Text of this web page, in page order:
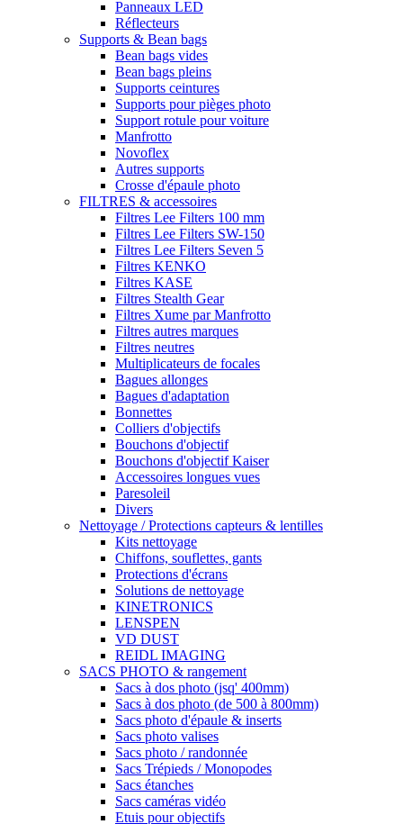
Panneaux LED
Réflecteurs
Supports & Bean bags
Bean bags vides
Bean bags pleins
Supports ceintures
Supports pour pièges photo
Support rotule pour voiture
Manfrotto
Novoflex
Autres supports
Crosse d'épaule photo
FILTRES & accessoires
Filtres Lee Filters 100 mm
Filtres Lee Filters SW-150
Filtres Lee Filters Seven 5
Filtres KENKO
Filtres KASE
Filtres Stealth Gear
Filtres Xume par Manfrotto
Filtres autres marques
Filtres neutres
Multiplicateurs de focales
Bagues allonges
Bagues d'adaptation
Bonnettes
Colliers d'objectifs
Bouchons d'objectif
Bouchons d'objectif Kaiser
Accessoires longues vues
Paresoleil
Divers
Nettoyage / Protections capteurs & lentilles
Kits nettoyage
Chiffons, souflettes, gants
Protections d'écrans
Solutions de nettoyage
KINETRONICS
LENSPEN
VD DUST
REIDL IMAGING
SACS PHOTO & rangement
Sacs à dos photo (jsq' 400mm)
Sacs à dos photo (de 500 à 800mm)
Sacs photo d'épaule & inserts
Sacs photo valises
Sacs photo / randonnée
Sacs Trépieds / Monopodes
Sacs étanches
Sacs caméras vidéo
Etuis pour objectifs